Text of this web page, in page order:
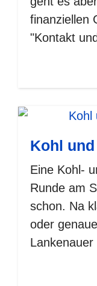
finanziellen
"Kontakt
Kohl
Eine Kohl-
Runde am
schon. Na
oder
Lankenauer